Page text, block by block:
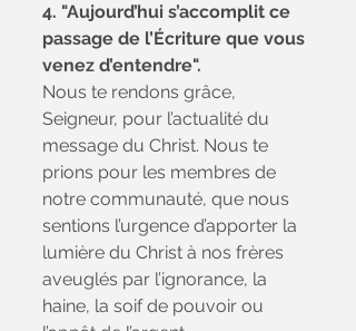
4. "Aujourd’hui s’accomplit ce
passage de l’Écriture que vous
venez d’entendre".
Nous te rendons grâce,
Seigneur, pour l’actualité du
message du Christ. Nous te
prions pour les membres de
notre communauté, que nous
sentions l’urgence d’apporter la
lumière du Christ à nos frères
aveuglés par l’ignorance, la
haine, la soif de pouvoir ou